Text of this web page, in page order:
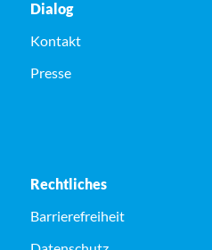
Dialog
Kontakt
Presse
Rechtliches
Barrierefreiheit